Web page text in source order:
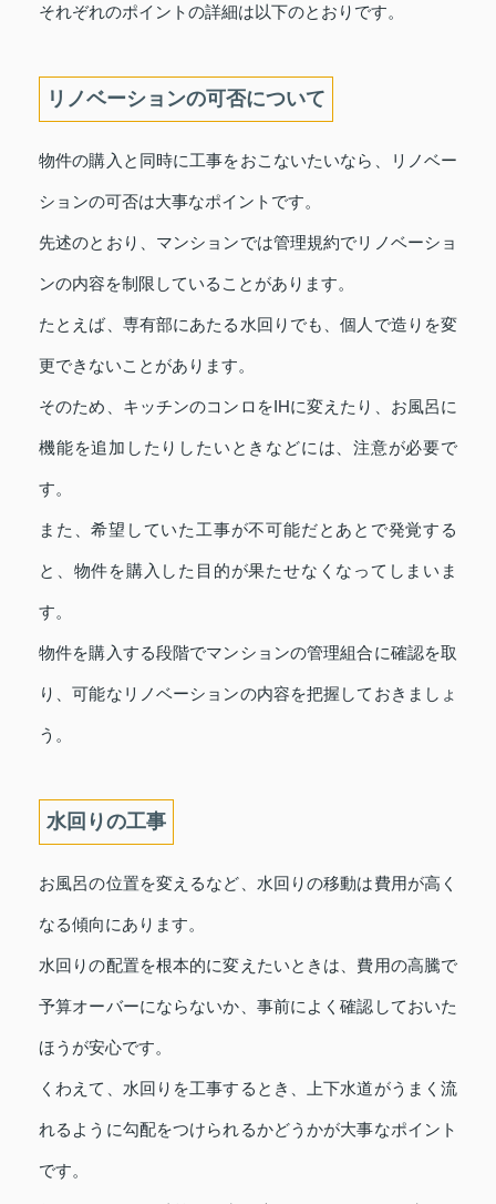
それぞれのポイントの詳細は以下のとおりです。
リノベーションの可否について
物件の購入と同時に工事をおこないたいなら、リノベー
ションの可否は大事なポイントです。
先述のとおり、マンションでは管理規約でリノベーショ
ンの内容を制限していることがあります。
たとえば、専有部にあたる水回りでも、個人で造りを変
更できないことがあります。
そのため、キッチンのコンロをIHに変えたり、お風呂に
機能を追加したりしたいときなどには、注意が必要で
す。
また、希望していた工事が不可能だとあとで発覚する
と、物件を購入した目的が果たせなくなってしまいま
す。
物件を購入する段階でマンションの管理組合に確認を取
り、可能なリノベーションの内容を把握しておきましょ
う。
水回りの工事
お風呂の位置を変えるなど、水回りの移動は費用が高く
なる傾向にあります。
水回りの配置を根本的に変えたいときは、費用の高騰で
予算オーバーにならないか、事前によく確認しておいた
ほうが安心です。
くわえて、水回りを工事するとき、上下水道がうまく流
れるように勾配をつけられるかどうかが大事なポイント
です。